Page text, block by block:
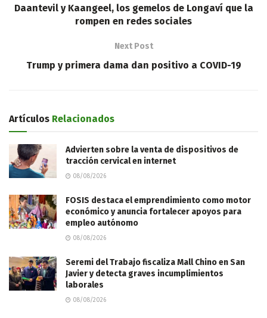
Daantevil y Kaangeel, los gemelos de Longaví que la
rompen en redes sociales
Next Post
Trump y primera dama dan positivo a COVID-19
Artículos Relacionados
Advierten sobre la venta de dispositivos de
tracción cervical en internet
08/08/2026
FOSIS destaca el emprendimiento como motor
económico y anuncia fortalecer apoyos para
empleo autónomo
08/08/2026
Seremi del Trabajo fiscaliza Mall Chino en San
Javier y detecta graves incumplimientos
laborales
08/08/2026